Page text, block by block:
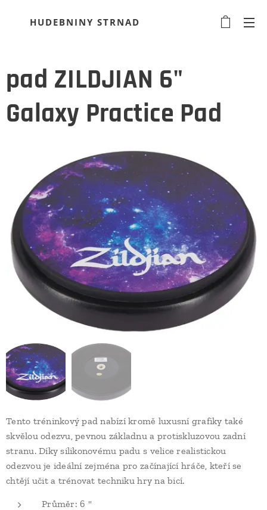
HUDEBNINY STRNAD
pad ZILDJIAN 6"
Galaxy Practice Pad
Tento tréninkový pad nabízí kromě luxusní grafiky také
skvělou odezvu, pevnou základnu a protiskluzovou zadní
stranu. Díky silikonovému padu s velice realistickou
odezvou je ideální zejména pro začínající hráče, kteří se
chtějí učit a trénovat techniku hry na bicí.
Průměr: 6 "